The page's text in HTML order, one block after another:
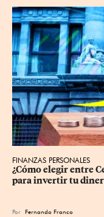
FINANZAS PERSONALES
¿Cómo elegir entre
para invertir tu
Por Fernando Franco